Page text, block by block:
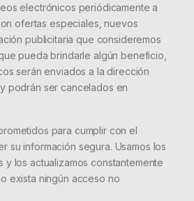
electrónicos periódicamente a
ofertas especiales, nuevos
publicitaria que consideremos
pueda brindarle algún beneficio,
serán enviados a la dirección
podrán ser cancelados en
para cumplir con el
su información segura. Usamos los
y los actualizamos constantemente
exista ningún acceso no